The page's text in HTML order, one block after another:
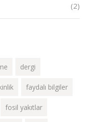
(2)
dergi
faydalı bilgiler
fosil yakıtlar